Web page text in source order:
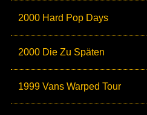
2000 Hard Pop Days
2000 Die Zu Späten
1999 Vans Warped Tour